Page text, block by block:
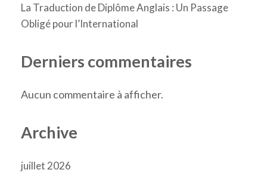
La Traduction de Diplôme Anglais : Un Passage
Obligé pour l’International
Derniers commentaires
Aucun commentaire à afficher.
Archive
juillet 2026